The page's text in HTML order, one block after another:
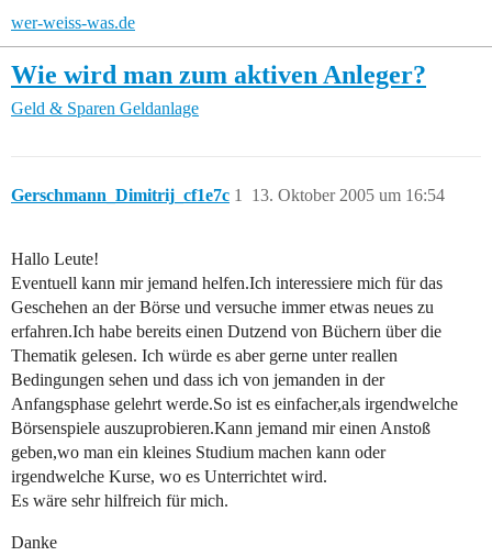
wer-weiss-was.de
Wie wird man zum aktiven Anleger?
Geld & Sparen Geldanlage
Gerschmann_Dimitrij_cf1e7c 13. Oktober 2005 um 16:54
1
Hallo Leute!
Eventuell kann mir jemand helfen.Ich interessiere mich für das
Geschehen an der Börse und versuche immer etwas neues zu
erfahren.Ich habe bereits einen Dutzend von Büchern über die
Thematik gelesen. Ich würde es aber gerne unter reallen
Bedingungen sehen und dass ich von jemanden in der
Anfangsphase gelehrt werde.So ist es einfacher,als irgendwelche
Börsenspiele auszuprobieren.Kann jemand mir einen Anstoß
geben,wo man ein kleines Studium machen kann oder
irgendwelche Kurse, wo es Unterrichtet wird.
Es wäre sehr hilfreich für mich.
Danke